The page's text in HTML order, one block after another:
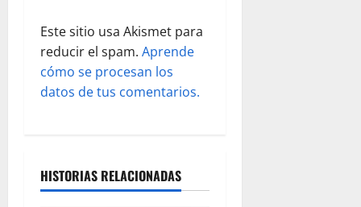
s
Este sitio usa Akismet para
reducir el spam. Aprende
cómo se procesan los
datos de tus comentarios.
HISTORIAS RELACIONADAS